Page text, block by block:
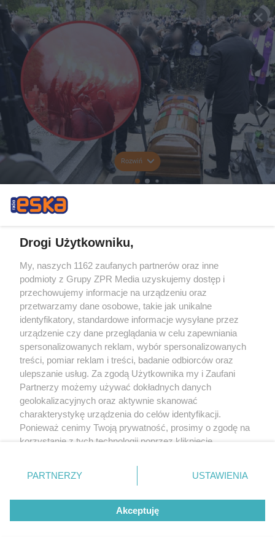
Rozwiń
Drogi Użytkowniku,
My, naszych 1162 zaufanych partnerów oraz inne
podmioty z Grupy ZPR Media uzyskujemy dostęp i
przechowujemy informacje na urządzeniu oraz
przetwarzamy dane osobowe, takie jak unikalne
identyfikatory, standardowe informacje wysyłane przez
urządzenie czy dane przeglądania w celu zapewniania
spersonalizowanych reklam, wybór spersonalizowanych
treści, pomiar reklam i treści, badanie odbiorców oraz
ulepszanie usług. Za zgodą Użytkownika my i Zaufani
Partnerzy możemy używać dokładnych danych
geolokalizacyjnych oraz aktywnie skanować
charakterystykę urządzenia do celów identyfikacji.
Ponieważ cenimy Twoją prywatność, prosimy o zgodę na
korzystanie z tych technologii poprzez kliknięcie
zmienić/wycofać klikając przycisk ustawień prywatności
znajdujący się w lewym dolnym rogu strony
rodzaje przetwarzania danych nie wymagają zgody
użytkownika, ale masz prawo sprzeciwić się takiemu
przetwarzaniu. Preferencje będą miały zastosowanie tylko
PARTNERZY USTAWIENIA
Akceptuję